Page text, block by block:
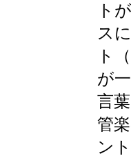
ト
ス
ト
が
言
管
ン